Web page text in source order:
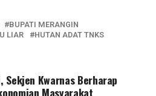
BUPATI MERANGIN
LIAR
HUTAN ADAT TNKS
Sekjen Kwarnas Berharap
Masyarakat